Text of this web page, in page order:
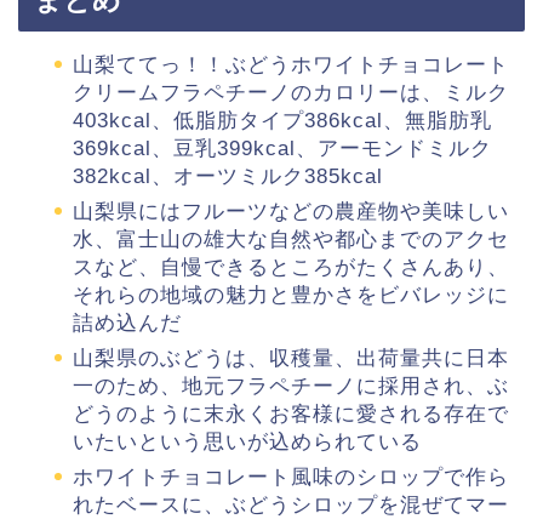
山梨ててっ！！ぶどうホワイトチョコレート
クリームフラペチーノのカロリーは、ミルク
403kcal、低脂肪タイプ386kcal、無脂肪乳
369kcal、豆乳399kcal、アーモンドミルク
382kcal、オーツミルク385kcal
山梨県にはフルーツなどの農産物や美味しい
水、富士山の雄大な自然や都心までのアクセ
スなど、自慢できるところがたくさんあり、
それらの地域の魅力と豊かさをビバレッジに
詰め込んだ
山梨県のぶどうは、収穫量、出荷量共に日本
一のため、地元フラペチーノに採用され、ぶ
どうのように末永くお客様に愛される存在で
いたいという思いが込められている
ホワイトチョコレート風味のシロップで作ら
れたベースに、ぶどうシロップを混ぜてマー